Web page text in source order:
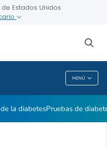
Estados Unidos
MENÚ
la diabetesPruebas de